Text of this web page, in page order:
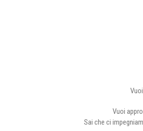
Vuoi
Sai che ci